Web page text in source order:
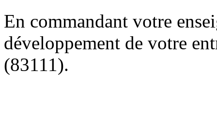
En commandant votre
développement de votre
(83111).